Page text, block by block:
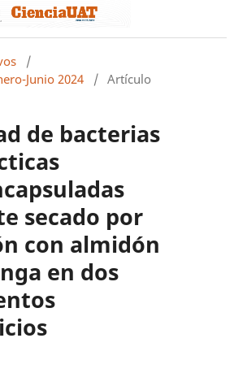
/
Junio 2024
/ Artículo
de bacterias
secado por
con almidón
en dos